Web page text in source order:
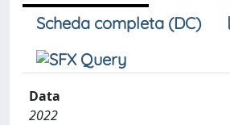
Scheda completa (DC)
Data
2022